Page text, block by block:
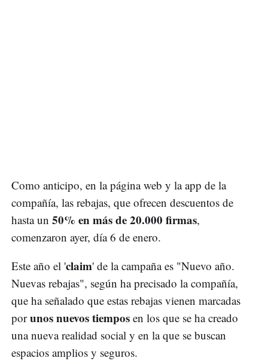
Como anticipo, en la página web y la app de la
compañía, las rebajas, que ofrecen descuentos de
hasta un 50% en más de 20.000 firmas,
comenzaron ayer, día 6 de enero.
Este año el 'claim' de la campaña es "Nuevo año.
Nuevas rebajas", según ha precisado la compañía,
que ha señalado que estas rebajas vienen marcadas
porunos nuevos tiempos en los que se ha creado
una nueva realidad social y en la que se buscan
espacios amplios y seguros.